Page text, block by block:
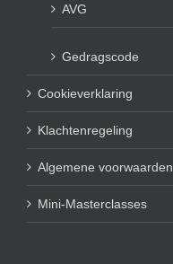
AVG
Gedragscode
Cookieverklaring
Klachtenregeling
Algemene voorwaarden
Mini-Masterclasses